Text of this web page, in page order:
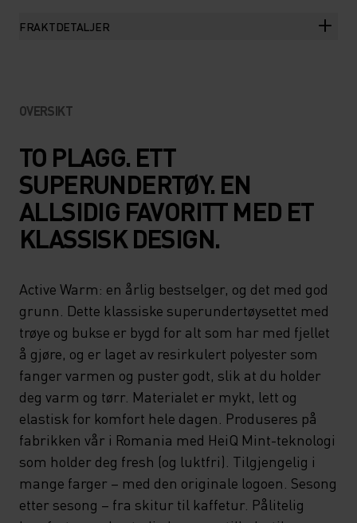
FRAKTDETALJER
OVERSIKT
TO PLAGG. ETT
SUPERUNDERTØY. EN
ALLSIDIG FAVORITT MED ET
KLASSISK DESIGN.
Active Warm: en årlig bestselger, og det med god
grunn. Dette klassiske superundertøysettet med
trøye og bukse er bygd for alt som har med fjellet
å gjøre, og er laget av resirkulert polyester som
fanger varmen og puster godt, slik at du holder
deg varm og tørr. Materialet er mykt, lett og
elastisk for komfort hele dagen. Produseres på
fabrikken vår i Romania med HeiQ Mint-teknologi
som holder deg fresh (og luktfri). Tilgjengelig i
mange farger – med den originale logoen. Sesong
etter sesong – fra skitur til kaffetur. Pålitelig